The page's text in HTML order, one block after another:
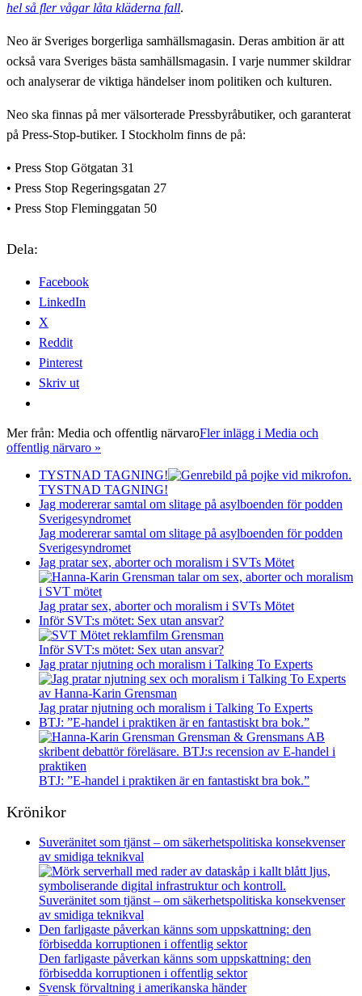
hel så fler vågar låta kläderna fall.
Neo är Sveriges borgerliga samhällsmagasin. Deras ambition är att
också vara Sveriges bästa samhällsmagasin. I varje nummer skildrar
och analyserar de viktiga händelser inom politiken och kulturen.
Neo ska finnas på mer välsorterade Pressbyråbutiker, och garanterat
på Press-Stop-butiker. I Stockholm finns de på:
• Press Stop Götgatan 31
• Press Stop Regeringsgatan 27
• Press Stop Fleminggatan 50
Dela:
Facebook
LinkedIn
X
Reddit
Pinterest
Skriv ut
Mer från: Media och offentlig närvaroFler inlägg i Media och
offentlig närvaro »
TYSTNAD TAGNING!
TYSTNAD TAGNING!
Jag modererar samtal om slitage på asylboenden för podden
Sverigesyndromet
Jag modererar samtal om slitage på asylboenden för podden
Sverigesyndromet
Jag pratar sex, aborter och moralism i SVTs Mötet
Jag pratar sex, aborter och moralism i SVTs Mötet
Inför SVT:s mötet: Sex utan ansvar?
Inför SVT:s mötet: Sex utan ansvar?
Jag pratar njutning och moralism i Talking To Experts
Jag pratar njutning och moralism i Talking To Experts
BTJ: ”E-handel i praktiken är en fantastiskt bra bok.”
BTJ: ”E-handel i praktiken är en fantastiskt bra bok.”
Krönikor
Suveränitet som tjänst – om säkerhetspolitiska konsekvenser
av smidiga teknikval
Suveränitet som tjänst – om säkerhetspolitiska konsekvenser
av smidiga teknikval
Den farligaste påverkan känns som uppskattning: den
förbisedda korruptionen i offentlig sektor
Den farligaste påverkan känns som uppskattning: den
förbisedda korruptionen i offentlig sektor
Svensk förvaltning i amerikanska händer